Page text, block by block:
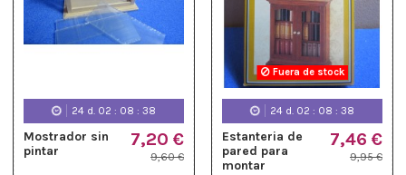
24 d. 02 : 08 :37
Mostrador sin
pintar
7,20 €
9,60 €
Fuera de stock
24 d. 02 : 08 :37
Estanteria de
pared para
montar
7,46 €
9,95 €